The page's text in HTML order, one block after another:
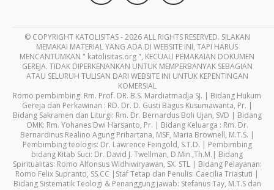
© COPYRIGHT KATOLISITAS - 2026 ALL RIGHTS RESERVED. SILAKAN
MEMAKAI MATERIAL YANG ADA DI WEBSITE INI, TAPI HARUS
MENCANTUMKAN " katolisitas.org ", KECUALI PEMAKAIAN DOKUMEN
GEREJA. TIDAK DIPERKENANKAN UNTUK MEMPERBANYAK SEBAGIAN
ATAU SELURUH TULISAN DARI WEBSITE INI UNTUK KEPENTINGAN
KOMERSIAL
Romo pembimbing: Rm. Prof. DR. B.S. Mardiatmadja SJ. | Bidang Hukum
Gereja dan Perkawinan : RD. Dr. D. Gusti Bagus Kusumawanta, Pr. |
Bidang Sakramen dan Liturgi: Rm. Dr. Bernardus Boli Ujan, SVD | Bidang
OMK: Rm. Yohanes Dwi Harsanto, Pr. | Bidang Keluarga : Rm. Dr.
Bernardinus Realino Agung Prihartana, MSF, Maria Brownell, M.T.S. |
Pembimbing teologis: Dr. Lawrence Feingold, S.T.D. | Pembimbing
bidang Kitab Suci: Dr. David J. Twellman, D.Min.,Th.M.| Bidang
Spiritualitas: Romo Alfonsus Widhiwiryawan, SX. STL | Bidang Pelayanan:
Romo Felix Supranto, SS.CC |Staf Tetap dan Penulis: Caecilia Triastuti |
Bidang Sistematik Teologi & Penanggung jawab: Stefanus Tay, M.T.S dan